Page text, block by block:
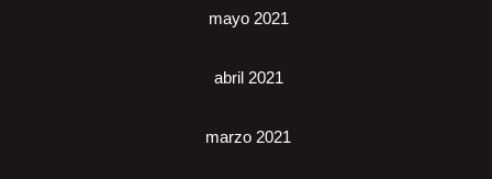
mayo 2021
abril 2021
marzo 2021